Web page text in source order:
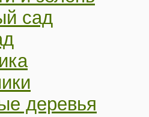
сад
деревья